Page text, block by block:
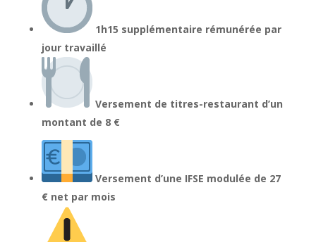
1h15 supplémentaire rémunérée par
jour travaillé
Versement de titres-restaurant d’un
montant de 8 €
Versement d’une IFSE modulée de 27
€ net par mois